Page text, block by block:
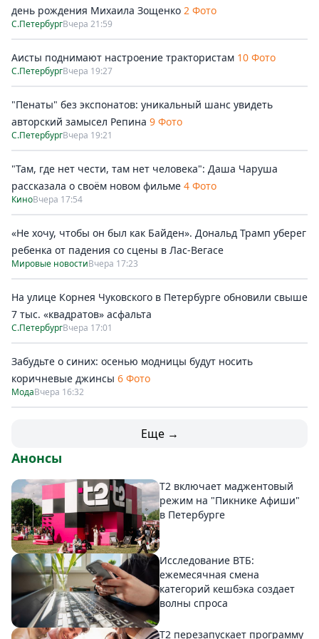
день рождения Михаила Зощенко 2 Фото
С.ПетербургВчера 21:59
Аисты поднимают настроение трактористам 10 Фото
С.ПетербургВчера 19:27
"Пенаты" без экспонатов: уникальный шанс увидеть
авторский замысел Репина 9 Фото
С.ПетербургВчера 19:21
"Там, где нет чести, там нет человека": Даша Чаруша
рассказала о своём новом фильме 4 Фото
КиноВчера 17:54
«Не хочу, чтобы он был как Байден». Дональд Трамп уберег
ребенка от падения со сцены в Лас-Вегасе
Мировые новостиВчера 17:23
На улице Корнея Чуковского в Петербурге обновили свыше
7 тыс. «квадратов» асфальта
С.ПетербургВчера 17:01
Забудьте о синих: осенью модницы будут носить
коричневые джинсы 6 Фото
МодаВчера 16:32
Еще →
Анонсы
Т2 включает маджентовый
режим на "Пикнике Афиши"
в Петербурге
Исследование ВТБ:
ежемесячная смена
категорий кешбэка создает
волны спроса
Т2 перезапускает программу